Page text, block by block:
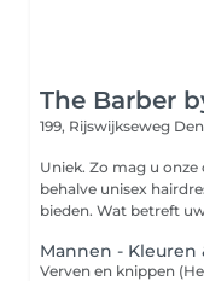
The Barber
199, Rijswijkseweg
Uniek. Zo mag u
behalve unisex
bieden. Wat betreft
Mannen - Kleuren
Verven en knippen